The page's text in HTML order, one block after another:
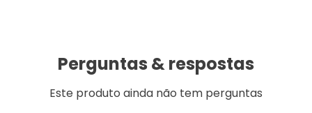
Perguntas & respostas
Este produto ainda não tem perguntas